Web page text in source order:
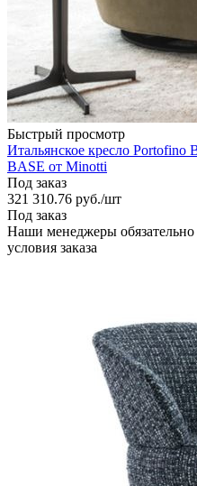
Быстрый просмотр
Итальянское кресло
BASE от Minotti
Под заказ
321 310.76 руб./шт
Под заказ
Наши менеджеры обязательно
условия заказа